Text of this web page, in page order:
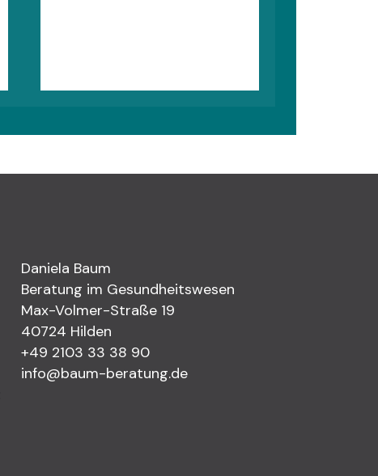
Daniela Baum
Beratung im Gesundheitswesen
Max-Volmer-Straße 19
40724 Hilden
+49 2103 33 38 90
info@baum-beratung.de